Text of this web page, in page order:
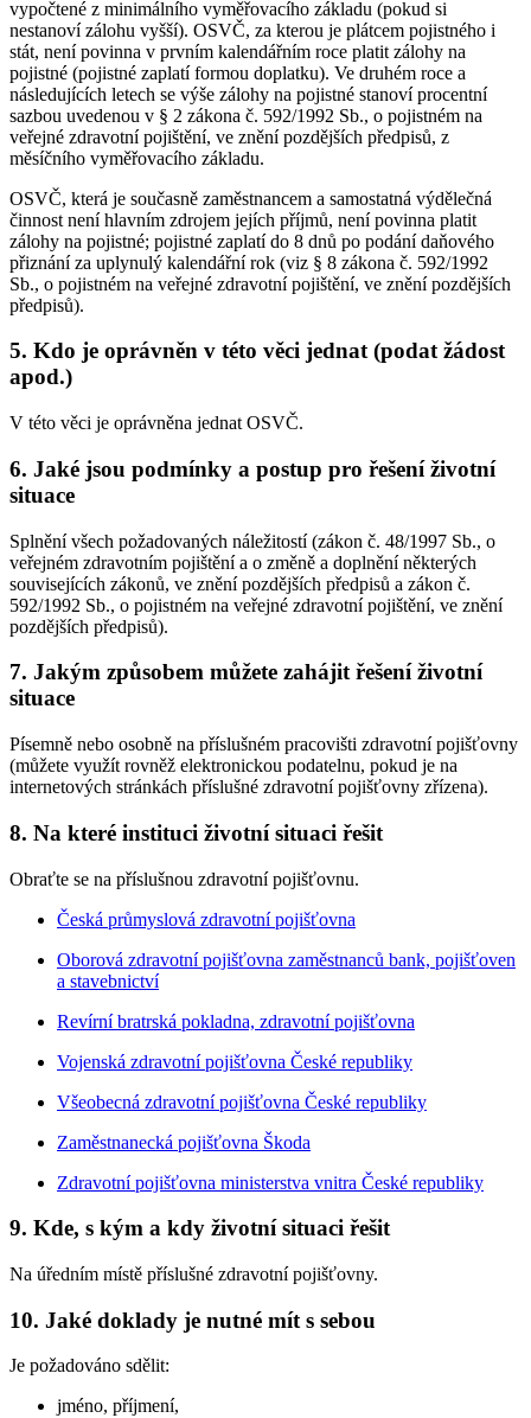
vypočtené z minimálního vyměřovacího základu (pokud si
nestanoví zálohu vyšší). OSVČ, za kterou je plátcem pojistného i
stát, není povinna v prvním kalendářním roce platit zálohy na
pojistné (pojistné zaplatí formou doplatku). Ve druhém roce a
následujících letech se výše zálohy na pojistné stanoví procentní
sazbou uvedenou v § 2 zákona č. 592/1992 Sb., o pojistném na
veřejné zdravotní pojištění, ve znění pozdějších předpisů, z
měsíčního vyměřovacího základu.
OSVČ, která je současně zaměstnancem a samostatná výdělečná
činnost není hlavním zdrojem jejích příjmů, není povinna platit
zálohy na pojistné; pojistné zaplatí do 8 dnů po podání daňového
přiznání za uplynulý kalendářní rok (viz § 8 zákona č. 592/1992
Sb., o pojistném na veřejné zdravotní pojištění, ve znění pozdějších
předpisů).
5. Kdo je oprávněn v této věci jednat (podat žádost
apod.)
V této věci je oprávněna jednat OSVČ.
6. Jaké jsou podmínky a postup pro řešení životní
situace
Splnění všech požadovaných náležitostí (zákon č. 48/1997 Sb., o
veřejném zdravotním pojištění a o změně a doplnění některých
souvisejících zákonů, ve znění pozdějších předpisů a zákon č.
592/1992 Sb., o pojistném na veřejné zdravotní pojištění, ve znění
pozdějších předpisů).
7. Jakým způsobem můžete zahájit řešení životní
situace
Písemně nebo osobně na příslušném pracovišti zdravotní pojišťovny
(můžete využít rovněž elektronickou podatelnu, pokud je na
internetových stránkách příslušné zdravotní pojišťovny zřízena).
8. Na které instituci životní situaci řešit
Obraťte se na příslušnou zdravotní pojišťovnu.
Česká průmyslová zdravotní pojišťovna
Oborová zdravotní pojišťovna zaměstnanců bank, pojišťoven
a stavebnictví
Revírní bratrská pokladna, zdravotní pojišťovna
Vojenská zdravotní pojišťovna České republiky
Všeobecná zdravotní pojišťovna České republiky
Zaměstnanecká pojišťovna Škoda
Zdravotní pojišťovna ministerstva vnitra České republiky
9. Kde, s kým a kdy životní situaci řešit
Na úředním místě příslušné zdravotní pojišťovny.
10. Jaké doklady je nutné mít s sebou
Je požadováno sdělit:
jméno, příjmení,